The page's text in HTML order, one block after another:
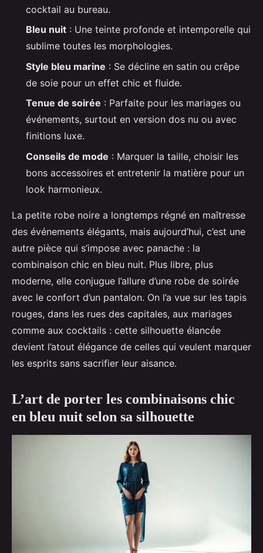
cocktail au bureau.
Bleu nuit : Une teinte profonde et intemporelle qui
sublime toutes les morphologies.
Style bleu marine : Se décline en satin ou crêpe
de soie pour un effet chic et fluide.
Tenue de soirée : Parfaite pour les mariages ou
événements, surtout en version dos nu ou avec
finitions luxe.
Conseils de mode : Marquer la taille, choisir les
bons accessoires et entretenir la matière pour un
look harmonieux.
La petite robe noire a longtemps régné en maîtresse
des événements élégants, mais aujourd’hui, c’est une
autre pièce qui s’impose avec panache : la
combinaison chic en bleu nuit. Plus libre, plus
moderne, elle conjugue l’allure d’une robe de soirée
avec le confort d’un pantalon. On l’a vue sur les tapis
rouges, dans les rues des capitales, aux mariages
comme aux cocktails : cette silhouette élancée
devient l’atout élégance de celles qui veulent marquer
les esprits sans sacrifier leur aisance.
L’art de porter les combinaisons chic
en bleu nuit selon sa silhouette